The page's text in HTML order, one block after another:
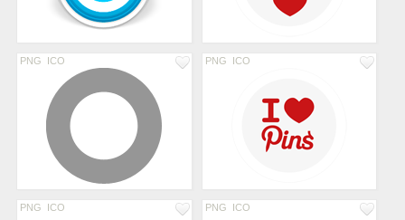
PNG ICO PNG ICO
PNG ICO PNG ICO